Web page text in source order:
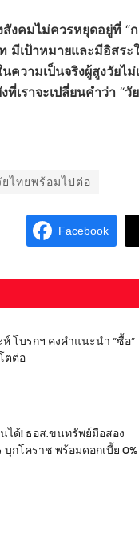
สังคมไม่ควรหยุดอยู่ที่ “
มีเป้าหมายและมีอิสร
นความเป็นจริงผู้สูงวัยไ
ที่เราจะเปลี่ยนคำว่า “วั
ยไทยพร้อมไปต่อ
Facebook
ห์ โบรกฯ คงคำแนะนำ “ซื้อ”
ตต่อ
ได้! ธอส.ขนทรัพย์มือสอง
บุกโคราช พร้อมดอกเบี้ย 0%